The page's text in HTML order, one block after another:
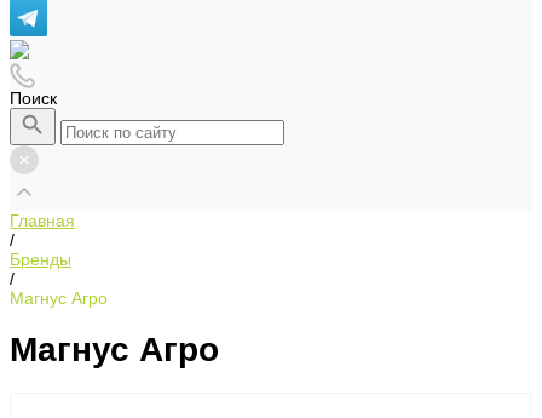
Поиск
Главная
/
Бренды
/
Магнус Агро
Магнус Агро